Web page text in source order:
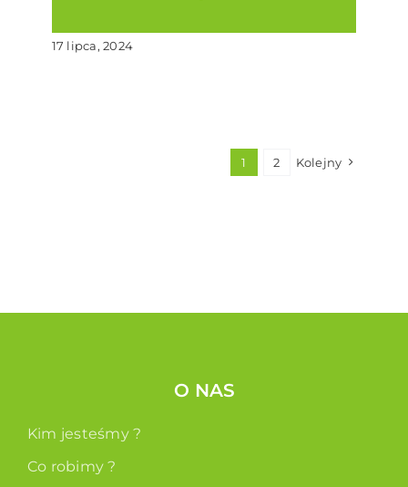
17 lipca, 2024
1 2 Kolejny
O NAS
Kim jesteśmy ?
Co robimy ?